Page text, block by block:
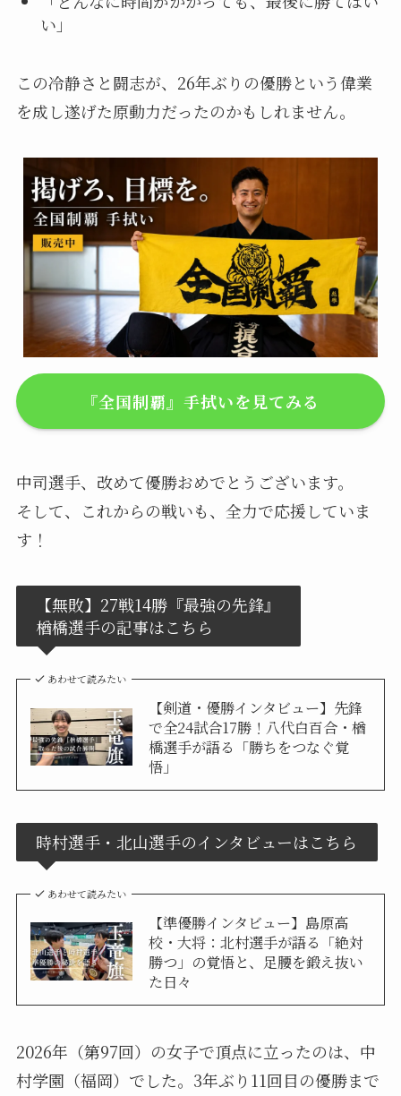
い」
この冷静さと闘志が、26年ぶりの優勝という偉業
を成し遂げた原動力だったのかもしれません。
『全国制覇』手拭いを見てみる
中司選手、改めて優勝おめでとうございます。
そして、これからの戦いも、全力で応援していま
す！
【無敗】27戦14勝『最強の先鋒』
楢橋選手の記事はこちら
あわせて読みたい
【剣道・優勝インタビュー】先鋒
で全24試合17勝！八代白百合・楢
橋選手が語る「勝ちをつなぐ覚
悟」
時村選手・北山選手のインタビューはこちら
あわせて読みたい
【準優勝インタビュー】島原高
校・大将：北村選手が語る「絶対
勝つ」の覚悟と、足腰を鍛え抜い
た日々
2026年（第97回）の女子で頂点に立ったのは、中
村学園（福岡）でした。3年ぶり11回目の優勝まで